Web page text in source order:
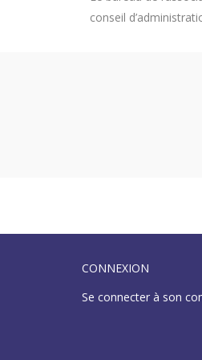
conseil
CONNEXION
Se connecter à son